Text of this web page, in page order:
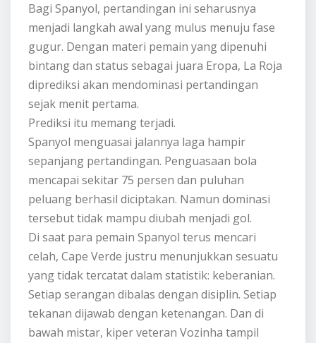
Bagi Spanyol, pertandingan ini seharusnya
menjadi langkah awal yang mulus menuju fase
gugur. Dengan materi pemain yang dipenuhi
bintang dan status sebagai juara Eropa, La Roja
diprediksi akan mendominasi pertandingan
sejak menit pertama.
Prediksi itu memang terjadi.
Spanyol menguasai jalannya laga hampir
sepanjang pertandingan. Penguasaan bola
mencapai sekitar 75 persen dan puluhan
peluang berhasil diciptakan. Namun dominasi
tersebut tidak mampu diubah menjadi gol.
Di saat para pemain Spanyol terus mencari
celah, Cape Verde justru menunjukkan sesuatu
yang tidak tercatat dalam statistik: keberanian.
Setiap serangan dibalas dengan disiplin. Setiap
tekanan dijawab dengan ketenangan. Dan di
bawah mistar, kiper veteran Vozinha tampil